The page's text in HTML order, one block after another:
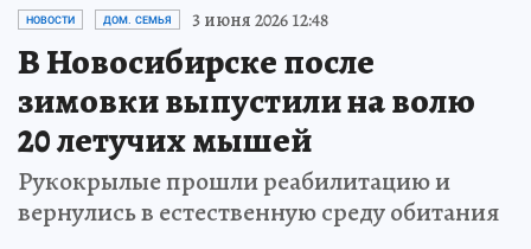
НОВОСТИ ДОМ. СЕМЬЯ 3 июня 2026 12:48
В Новосибирске после
зимовки выпустили на волю
20 летучих мышей
Рукокрылые прошли реабилитацию и
вернулись в естественную среду обитания